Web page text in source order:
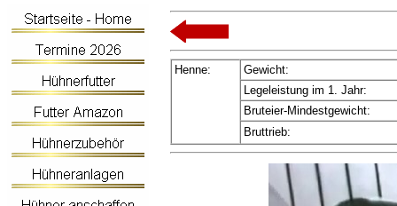
Henne:
Gewicht:
Legeleistung im 1. Jahr:
Bruteier-Mindestgewicht:
Bruttrieb: